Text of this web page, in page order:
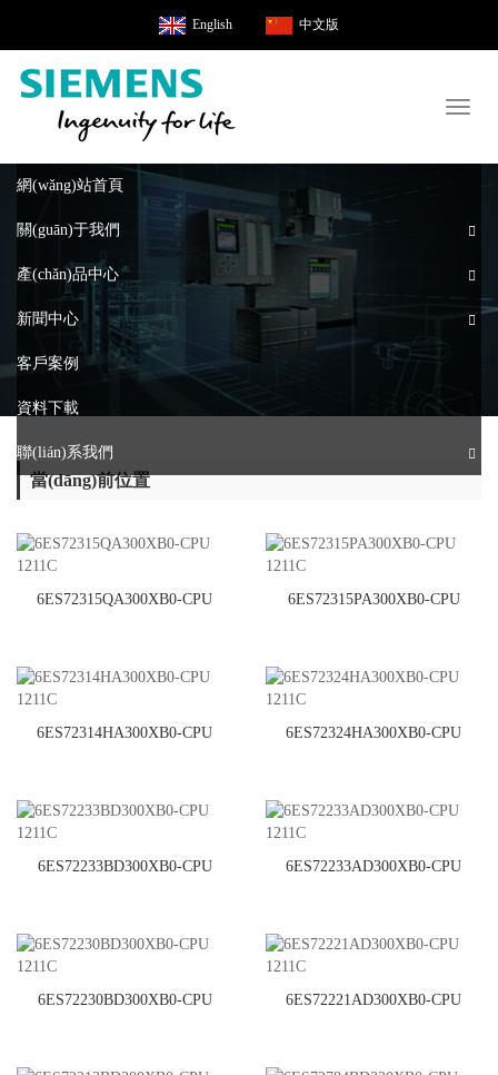
English 中文版
網(wǎng)站首頁
關(guān)于我們
產(chǎn)品中心
新聞中心
客戶案例
資料下載
聯(lián)系我們
當(dāng)前位置
6ES72315QA300XB0-CPU 6ES72315PA300XB0-CPU
6ES72314HA300XB0-CPU 6ES72324HA300XB0-CPU
6ES72233BD300XB0-CPU 6ES72233AD300XB0-CPU
6ES72230BD300XB0-CPU 6ES72221AD300XB0-CPU